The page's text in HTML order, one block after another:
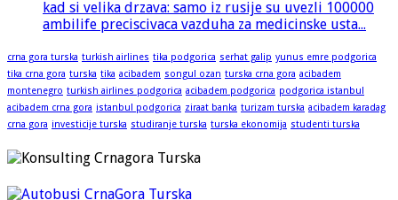
kad si velika drzava: samo iz rusije su uvezli 100000
ambilife preciscivaca vazduha za medicinske usta...
crna gora turska turkish airlines tika podgorica serhat galip yunus emre podgorica
tika crna gora turska tika acibadem songul ozan turska crna gora acibadem
montenegro turkish airlines podgorica acibadem podgorica podgorica istanbul
acibadem crna gora istanbul podgorica ziraat banka turizam turska acibadem karadag
crna gora investicije turska studiranje turska turska ekonomija studenti turska